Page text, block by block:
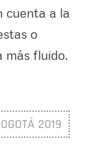
cuenta a la
o
más fluido.
2019